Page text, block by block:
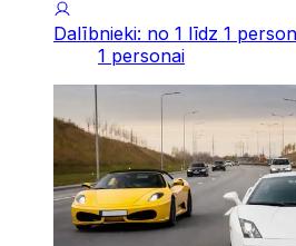
Dalībnieki: no 1 līdz 1
1 personai